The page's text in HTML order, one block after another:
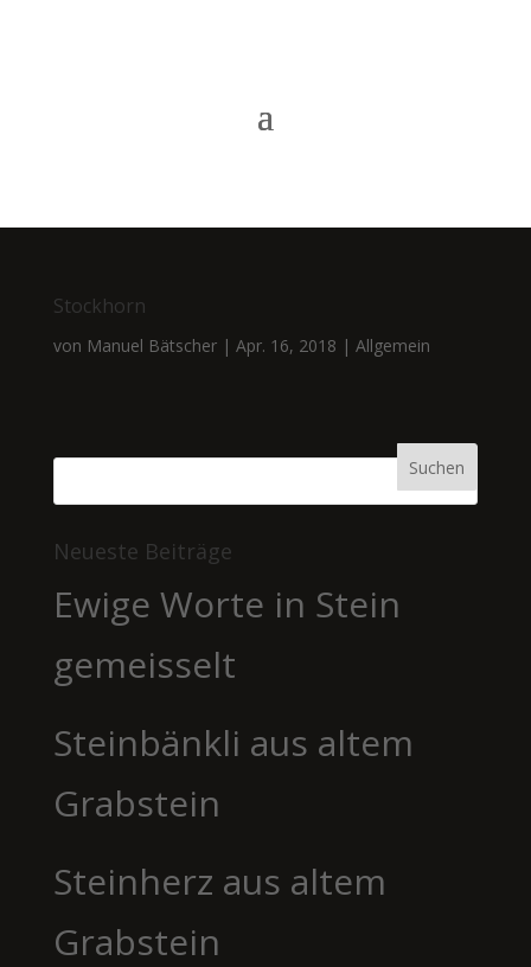
Stockhorn
von Manuel Bätscher| Apr. 16, 2018 | Allgemein
Neueste Beiträge
Ewige Worte in Stein
gemeisselt
Steinbänkli aus altem
Grabstein
Steinherz aus altem
Grabstein